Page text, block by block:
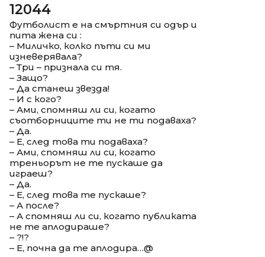
12044
Футболист е на смъртния си одър и
пита жена си :
– Миличко, колко пъти си ми
изневерявала?
– Три – признала си тя.
– Защо?
– Да станеш звезда!
– И с кого?
– Ами, спомняш ли си, когато
съотборниците ти не ти подаваха?
– Да.
– Е, след това ти подаваха?
– Ами, спомняш ли си, когато
треньорът не те пускаше да
играеш?
– Да.
– Е, след това те пускаше?
– А после?
– А спомняш ли си, когато публиката
не те аплодираше?
– ?!?
– Е, почна да те аплодира…@